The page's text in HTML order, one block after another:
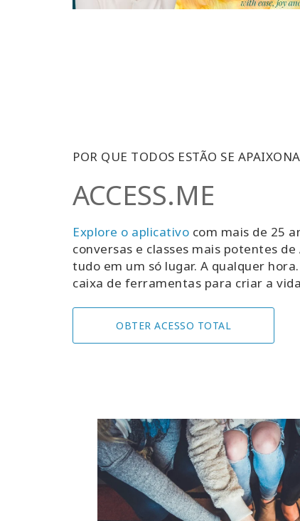
POR QUE TODOS ESTÃO SE
ACCESS.ME
Explore o aplicativo com mais de 25
conversas e classes mais potentes de
tudo em um só lugar. A qualquer
caixa de ferramentas para criar a
OBTER ACESSO TOTAL